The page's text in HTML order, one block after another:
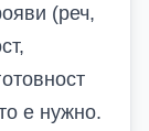
(реч,
е нужно.